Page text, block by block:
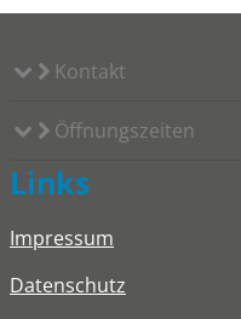
Kontakt
Öffnungszeiten
Links
Impressum
Datenschutz